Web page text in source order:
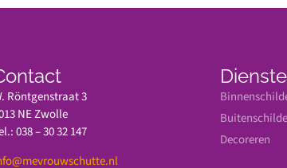
Röntgenstraat 3
NE Zwolle
038 – 30 32 147
Decoreren